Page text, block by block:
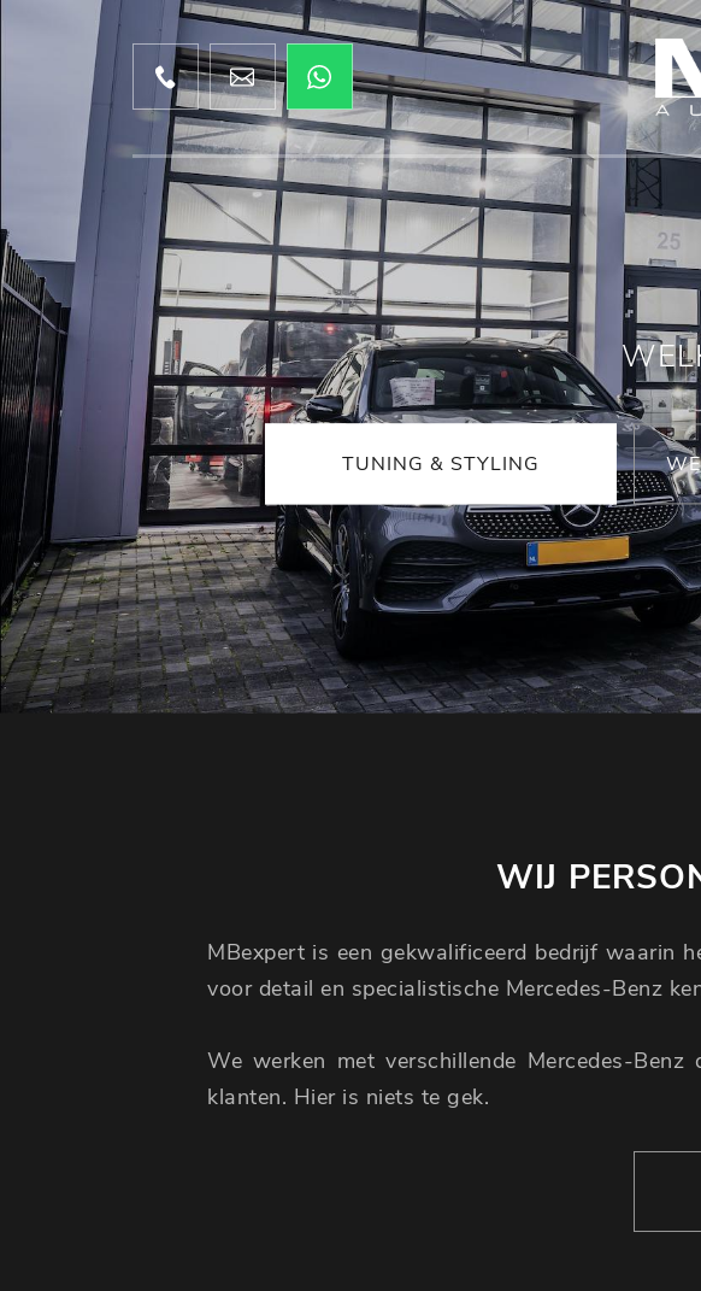
TUNING & STYLING
WIJ
MBexpert is een gekwalificeerd bedrijf waarin
voor detail en specialistische Mercedes-Benz
We werken met verschillende Mercedes-
klanten. Hier is niets te gek.